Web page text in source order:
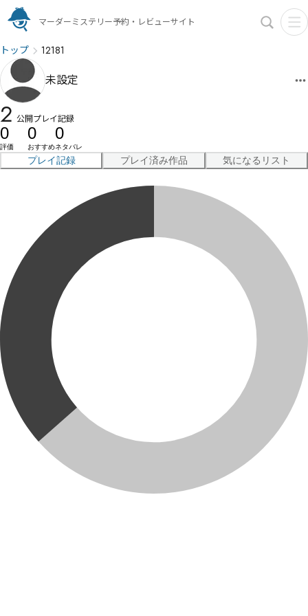
マーダーミステリー予約・レビューサイト
トップ 12181
未設定
2 公開プレイ記録
0
評価
0
おすすめ
0
ネタバレ
プレイ記録 プレイ済み作品 気になるリスト